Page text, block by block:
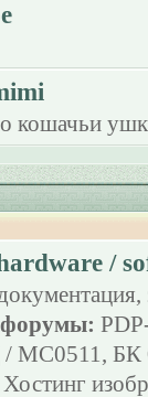
кошачьи
/
МС0511 , БК
Хостинг